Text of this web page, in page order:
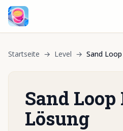
Startseite → Level → Sand
Sand Loop
Lösung